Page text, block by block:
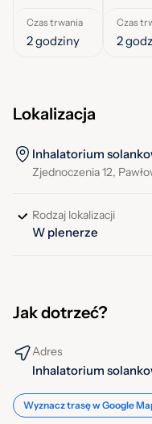
Czas trwania
2 godziny
Czas
2
Lokalizacja
Inhalatorium
Zjednoczenia 12,
Rodzaj lokalizacji
W plenerze
Jak dotrzeć?
Adres
Inhalatorium
Wyznacz trasę w Google